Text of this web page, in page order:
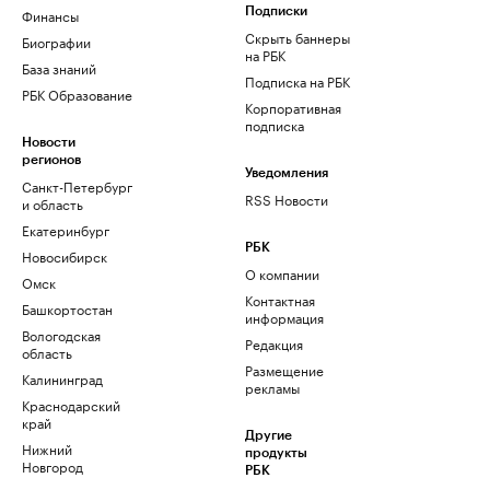
Финансы
Биографии
База знаний
РБК Образование
Новости
регионов
Санкт-Петербург
и область
Екатеринбург
Новосибирск
Омск
Башкортостан
Вологодская
область
Калининград
Краснодарский
край
Нижний
Новгород
Подписки
Скрыть баннеры
на РБК
Подписка на РБК
Корпоративная
подписка
Уведомления
RSS Новости
РБК
О компании
Контактная
информация
Редакция
Размещение
рекламы
Другие
продукты
РБК